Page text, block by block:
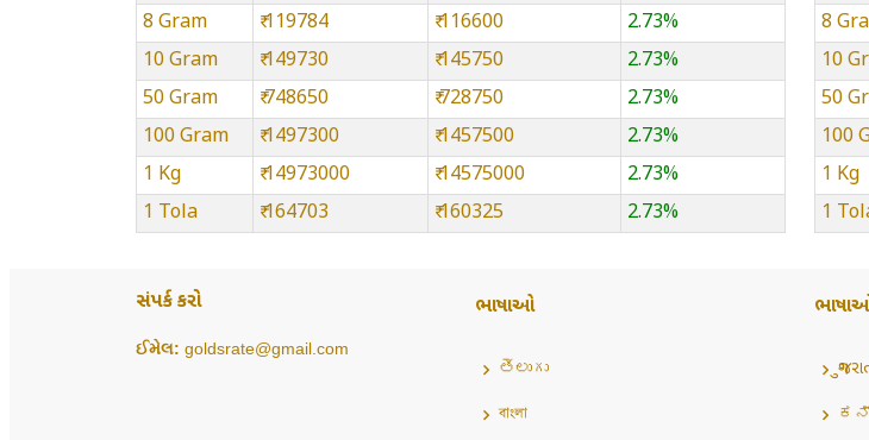
8 Gram
₹ 119784 ₹ 116600
2.73%
10 Gram
₹ 149730 ₹ 145750
2.73%
50 Gram
₹ 748650 ₹ 728750
2.73%
100 Gram
₹ 1497300 ₹ 1457500
2.73%
1 Kg
₹ 14973000 ₹ 14575000
2.73%
1 Tola
₹ 164703 ₹ 160325 2.73%
8
10
50
100
1 Kg
1
સંપર્ક કરો
ઈમેલ: goldsrate@gmail.com
ભાષાઓ
తెలుగు
বাংলা